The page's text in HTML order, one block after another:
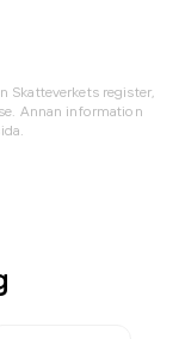
Skatteverkets register,
Annan information